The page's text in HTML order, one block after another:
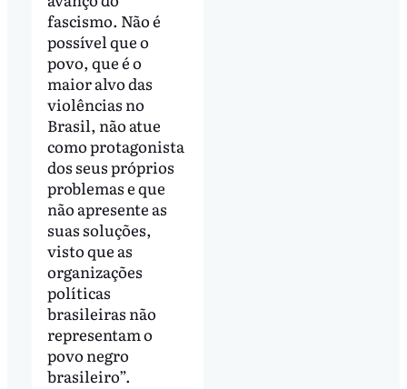
fascismo. Não é
possível que o
povo, que é o
maior alvo das
violências no
Brasil, não atue
como protagonista
dos seus próprios
problemas e que
não apresente as
suas soluções,
visto que as
organizações
políticas
brasileiras não
representam o
povo negro
brasileiro”.